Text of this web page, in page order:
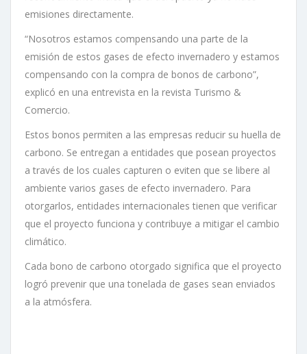
emisiones directamente.
“Nosotros estamos compensando una parte de la
emisión de estos gases de efecto invernadero y estamos
compensando con la compra de bonos de carbono”,
explicó en una entrevista en la revista Turismo &
Comercio.
Estos bonos permiten a las empresas reducir su huella de
carbono. Se entregan a entidades que posean proyectos
a través de los cuales capturen o eviten que se libere al
ambiente varios gases de efecto invernadero. Para
otorgarlos, entidades internacionales tienen que verificar
que el proyecto funciona y contribuye a mitigar el cambio
climático.
Cada bono de carbono otorgado significa que el proyecto
logró prevenir que una tonelada de gases sean enviados
a la atmósfera.